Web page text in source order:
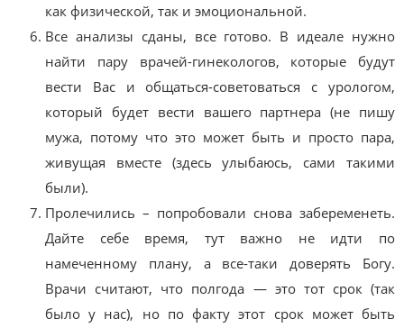
как физической, так и эмоциональной.
Все анализы сданы, все готово. В идеале нужно
найти пару врачей-гинекологов, которые будут
вести Вас и общаться-советоваться с урологом,
который будет вести вашего партнера (не пишу
мужа, потому что это может быть и просто пара,
живущая вместе (здесь улыбаюсь, сами такими
были).
Пролечились – попробовали снова забеременеть.
Дайте себе время, тут важно не идти по
намеченному плану, а все-таки доверять Богу.
Врачи считают, что полгода — это тот срок (так
было у нас), но по факту этот срок может быть